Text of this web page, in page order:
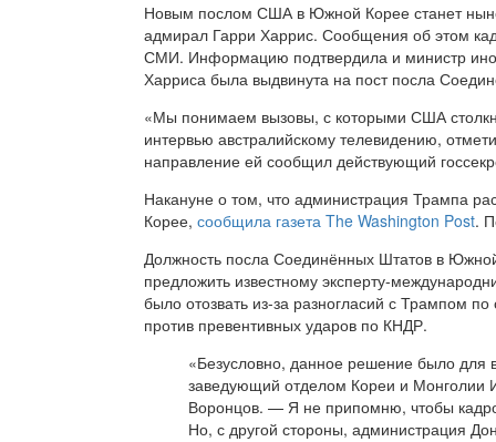
Новым послом США в Южной Корее станет
адмирал Гарри Харрис. Сообщения об этом
СМИ. Информацию подтвердила и министр
Харриса была выдвинута на пост посла
«Мы понимаем вызовы, с которыми США
интервью австралийскому телевидению,
направление ей сообщил действующий
Накануне о том, что администрация Трампа
Корее, сообщила газета The Washington Post.
Должность посла Соединённых Штатов в
предложить известному эксперту-
было отозвать из-за разногласий с Трампом
против превентивных ударов по КНДР.
«Безусловно, данное решение было
заведующий отделом Кореи и Монголии
Воронцов. — Я не припомню, чтобы
Но, с другой стороны, администрация